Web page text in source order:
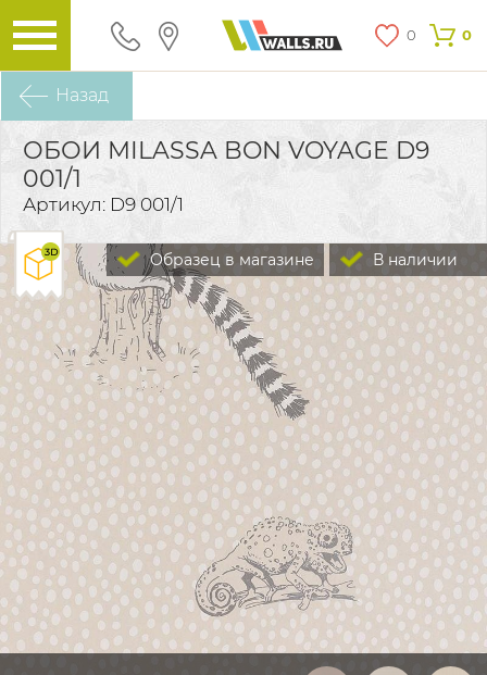
0 0
Назад
ОБОИ MILASSA BON VOYAGE D9
001/1
Артикул: D9 001/1
В наличии
Образец в магазине